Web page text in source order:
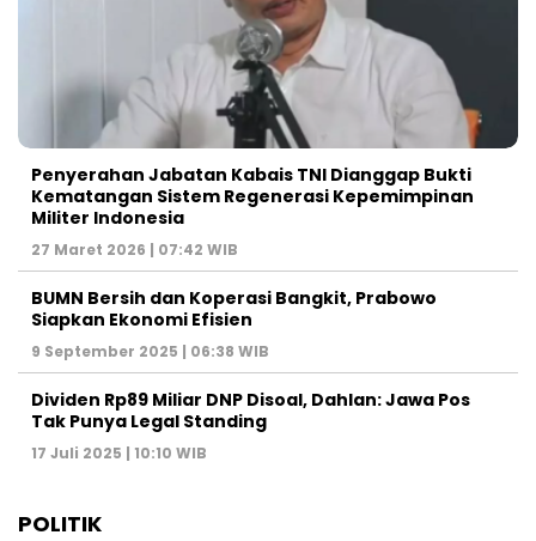
Penyerahan Jabatan Kabais TNI Dianggap Bukti
Kematangan Sistem Regenerasi Kepemimpinan
Militer Indonesia
27 Maret 2026 | 07:42 WIB
BUMN Bersih dan Koperasi Bangkit, Prabowo
Siapkan Ekonomi Efisien
9 September 2025 | 06:38 WIB
Dividen Rp89 Miliar DNP Disoal, Dahlan: Jawa Pos
Tak Punya Legal Standing
17 Juli 2025 | 10:10 WIB
POLITIK